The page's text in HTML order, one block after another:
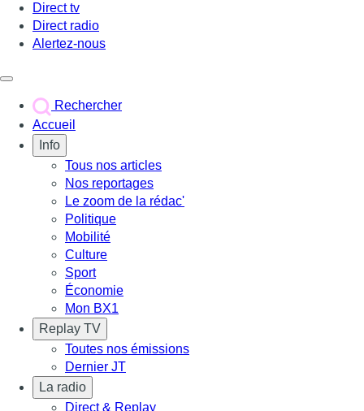
Direct tv
Direct radio
Alertez-nous
Rechercher
Accueil
Info
Tous nos articles
Nos reportages
Le zoom de la rédac'
Politique
Mobilité
Culture
Sport
Économie
Mon BX1
Replay TV
Toutes nos émissions
Dernier JT
La radio
Direct & Replay